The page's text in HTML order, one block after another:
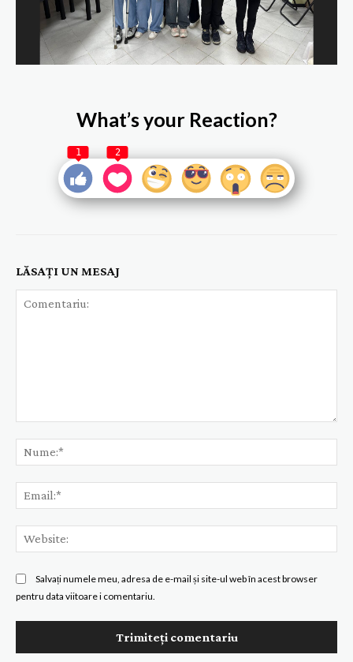
What’s your Reaction?
1 2
LĂSAȚI UN MESAJ
Salvați numele meu, adresa de e-mail și site-ul web în acest browser
pentru data viitoare i comentariu.